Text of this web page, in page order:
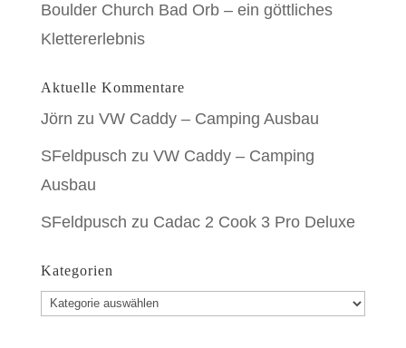
Boulder Church Bad Orb – ein göttliches
Klettererlebnis
Aktuelle Kommentare
Jörn zu VW Caddy – Camping Ausbau
SFeldpusch zu VW Caddy – Camping
Ausbau
SFeldpusch zu Cadac 2 Cook 3 Pro Deluxe
Kategorien
Kategorien